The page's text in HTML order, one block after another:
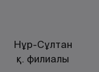
Нұр-Сұлтан
қ. филиалы